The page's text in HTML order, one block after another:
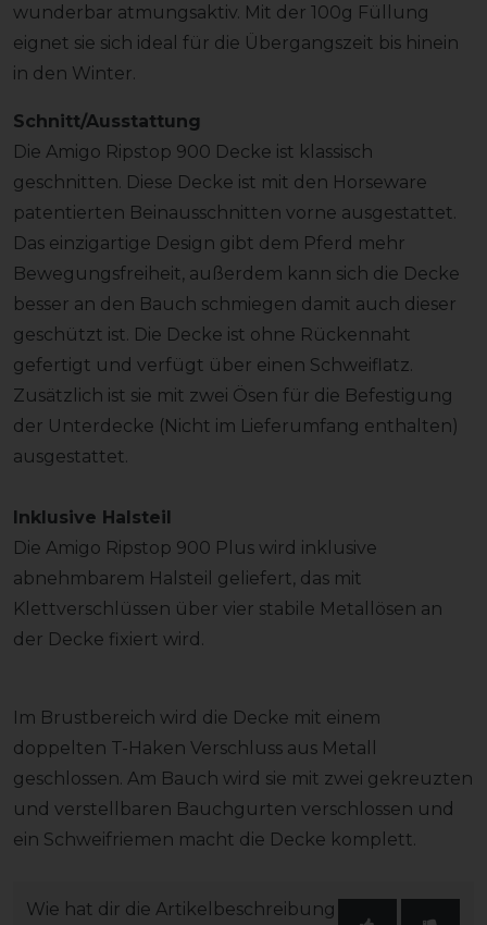
wunderbar atmungsaktiv. Mit der 100g Füllung
eignet sie sich ideal für die Übergangszeit bis hinein
in den Winter.
Schnitt/Ausstattung
Die Amigo Ripstop 900 Decke ist klassisch
geschnitten. Diese Decke ist mit den Horseware
patentierten Beinausschnitten vorne ausgestattet.
Das einzigartige Design gibt dem Pferd mehr
Bewegungsfreiheit, außerdem kann sich die Decke
besser an den Bauch schmiegen damit auch dieser
geschützt ist. Die Decke ist ohne Rückennaht
gefertigt und verfügt über einen Schweiflatz.
Zusätzlich ist sie mit zwei Ösen für die Befestigung
der Unterdecke (Nicht im Lieferumfang enthalten)
ausgestattet.
Inklusive Halsteil
Die Amigo Ripstop 900 Plus wird inklusive
abnehmbarem Halsteil geliefert, das mit
Klettverschlüssen über vier stabile Metallösen an
der Decke fixiert wird.
Im Brustbereich wird die Decke mit einem
doppelten T-Haken Verschluss aus Metall
geschlossen. Am Bauch wird sie mit zwei gekreuzten
und verstellbaren Bauchgurten verschlossen und
ein Schweifriemen macht die Decke komplett.
Wie hat dir die Artikelbeschreibung